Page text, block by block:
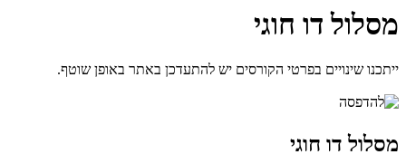
מסלול דו חוגי
ייתכנו שינויים בפרטי הקורסים יש להתעדכן באתר באופן שוטף.
מסלול דו חוגי